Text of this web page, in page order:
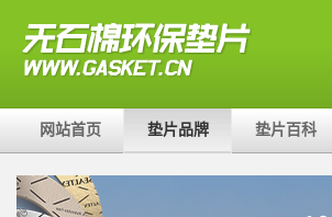
网站首页 垫片品牌 垫片百科